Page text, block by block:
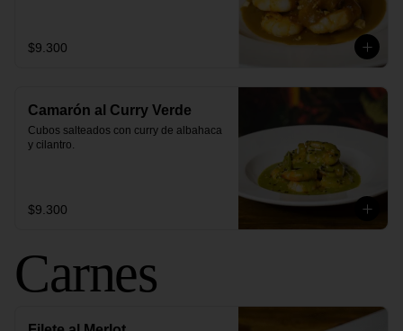
$9.300
Camarón al Curry Verde
Cubos salteados con curry de albahaca
y cilantro.
$9.300
Carnes